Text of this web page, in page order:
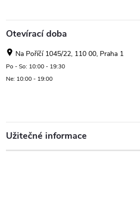
Otevírací doba
Na Poříčí 1045/22, 110 00, Praha 1
Po - So: 10:00 - 19:30
Ne: 10:00 - 19:00
Užitečné informace